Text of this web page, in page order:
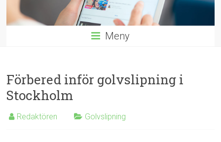
Meny
Förbered inför golvslipning i
Stockholm
Redaktören Golvslipning